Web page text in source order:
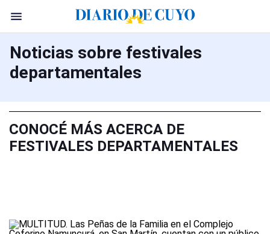
Noticias sobre festivales
departamentales
CONOCÉ MÁS ACERCA DE
FESTIVALES DEPARTAMENTALES